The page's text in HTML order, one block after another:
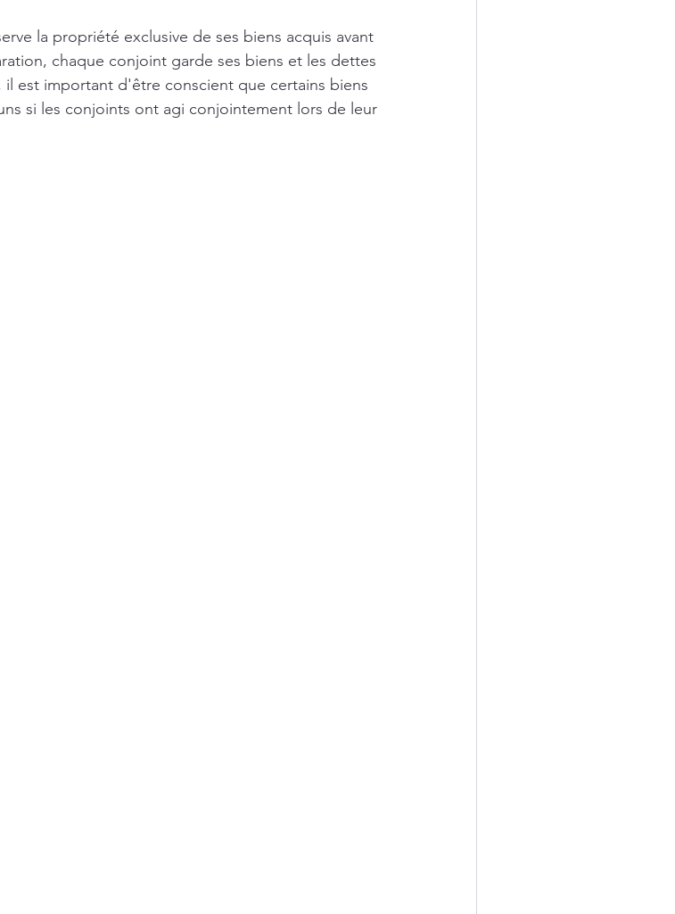
la propriété exclusive de ses biens acquis avant
chaque conjoint garde ses biens et les dettes
est important d'être conscient que certains biens
si les conjoints ont agi conjointement lors de leur